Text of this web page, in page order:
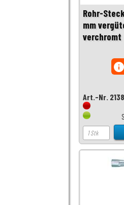
Rohr-
mm
Art.-Nr.